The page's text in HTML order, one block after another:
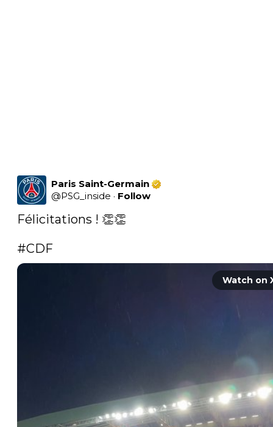
Paris Saint-Germain
@PSG_inside · Follow
Félicitations ! 👏👏
#CDF
Watch on